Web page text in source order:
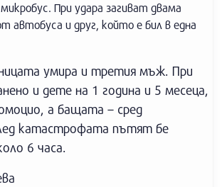
При удара загиват двама
автобуса и друг, който е бил в една
умира и третия мъж. При
и дете на 1 година и 5 месеца,
а бащата – сред
катастрофата пътят бе
6 часа.